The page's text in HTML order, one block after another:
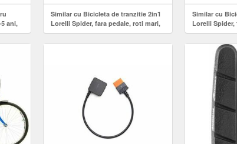
ani,
Similar cu Bicicleta de tranzitie 2in1
Lorelli Spider, fara pedale, roti mari,
Rosu
Similar cu
Lorelli
Verde